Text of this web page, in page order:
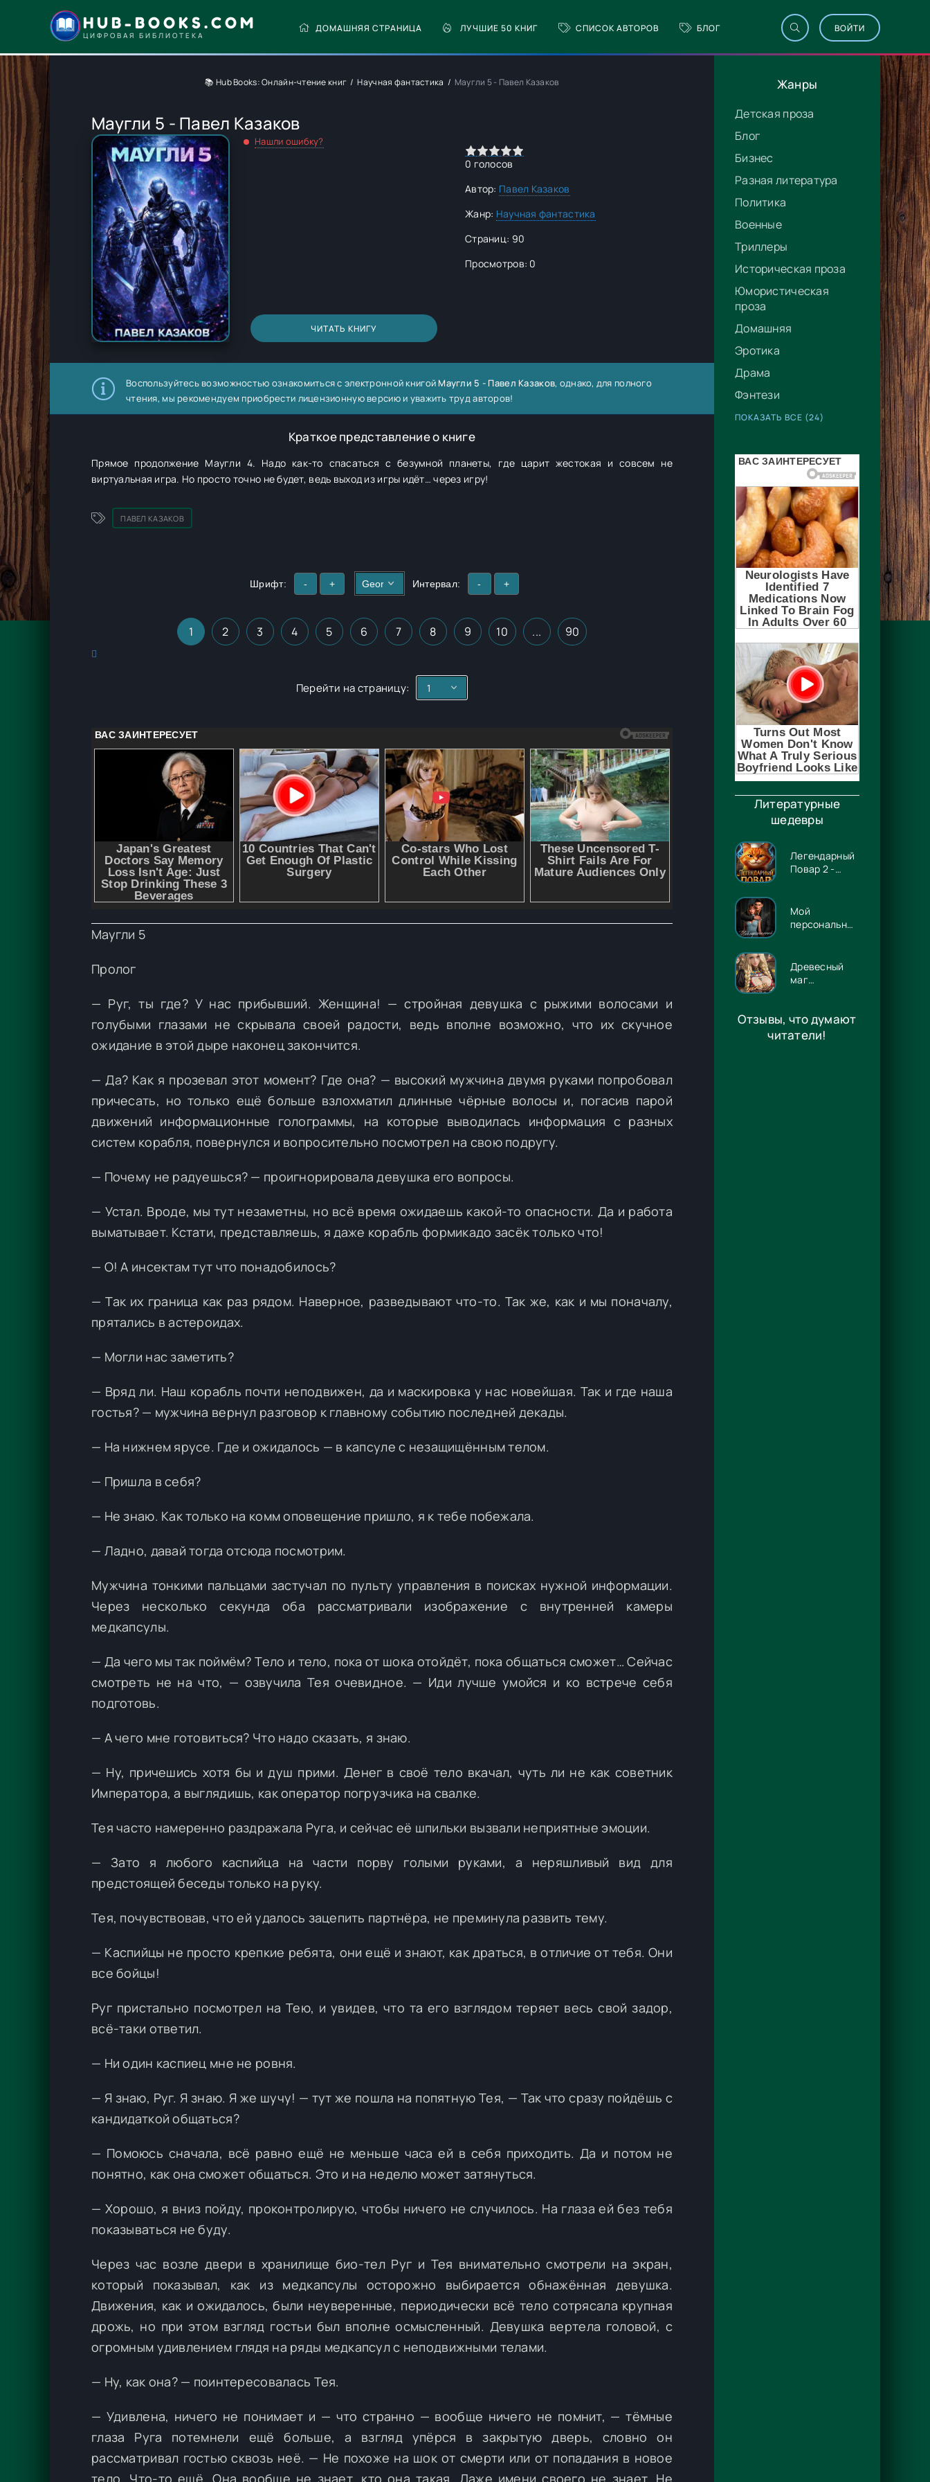
HUB-BOOKS.COM
ЦИФРОВАЯ БИБЛИОТЕКА
ДОМАШНЯЯ СТРАНИЦА ЛУЧШИЕ 50 КНИГ СПИСОК АВТОРОВ БЛОГ ВОЙТИ
Жанры
Детская проза
Блог
Бизнес
Разная литература
Политика
Военные
Триллеры
Историческая проза
Юмористическая
проза
Домашняя
Эротика
Драма
Фэнтези
ПОКАЗАТЬ ВСЕ (24)
Литературные
шедевры
Легендарный
Повар 2 -
Мой
персональный
Древесный
маг
- Игорь
Павлов
Отзывы, что думают
читатели!
📚 Hub Books: Онлайн-чтение книг Научная фантастика Маугли 5 - Павел Казаков
Маугли 5 - Павел Казаков
Нашли ошибку?
ЧИТАТЬ КНИГУ
0 голосов
Автор: Павел Казаков
Жанр: Научная фантастика
Страниц: 90
Просмотров: 0
Воспользуйтесь возможностью ознакомиться с электронной книгой Маугли 5 - Павел Казаков, однако, для полного
чтения, мы рекомендуем приобрести лицензионную версию и уважить труд авторов!
Краткое представление о книге
Прямое продолжение Маугли 4. Надо как-то спасаться с безумной планеты, где царит жестокая и совсем не
виртуальная игра. Но просто точно не будет, ведь выход из игры идёт… через игру!
ПАВЕЛ КАЗАКОВ
Шрифт: - + Интервал: - +
1 2 3 4 5 6 7 8 9 10 ... 90
Перейти на страницу:
Маугли 5
Пролог
— Руг, ты где? У нас прибывший. Женщина! — стройная девушка с рыжими волосами и
голубыми глазами не скрывала своей радости, ведь вполне возможно, что их скучное
ожидание в этой дыре наконец закончится.
— Да? Как я прозевал этот момент? Где она? — высокий мужчина двумя руками попробовал
причесать, но только ещё больше взлохматил длинные чёрные волосы и, погасив парой
движений информационные голограммы, на которые выводилась информация с разных
систем корабля, повернулся и вопросительно посмотрел на свою подругу.
— Почему не радуешься? — проигнорировала девушка его вопросы.
— Устал. Вроде, мы тут незаметны, но всё время ожидаешь какой-то опасности. Да и работа
выматывает. Кстати, представляешь, я даже корабль формикадо засёк только что!
— О! А инсектам тут что понадобилось?
— Так их граница как раз рядом. Наверное, разведывают что-то. Так же, как и мы поначалу,
прятались в астероидах.
— Могли нас заметить?
— Вряд ли. Наш корабль почти неподвижен, да и маскировка у нас новейшая. Так и где наша
гостья? — мужчина вернул разговор к главному событию последней декады.
— На нижнем ярусе. Где и ожидалось — в капсуле с незащищённым телом.
— Пришла в себя?
— Не знаю. Как только на комм оповещение пришло, я к тебе побежала.
— Ладно, давай тогда отсюда посмотрим.
Мужчина тонкими пальцами застучал по пульту управления в поисках нужной информации.
Через несколько секунда оба рассматривали изображение с внутренней камеры
медкапсулы.
— Да чего мы так поймём? Тело и тело, пока от шока отойдёт, пока общаться сможет… Сейчас
смотреть не на что, — озвучила Тея очевидное. — Иди лучше умойся и ко встрече себя
подготовь.
— А чего мне готовиться? Что надо сказать, я знаю.
— Ну, причешись хотя бы и душ прими. Денег в своё тело вкачал, чуть ли не как советник
Императора, а выглядишь, как оператор погрузчика на свалке.
Тея часто намеренно раздражала Руга, и сейчас её шпильки вызвали неприятные эмоции.
— Зато я любого каспийца на части порву голыми руками, а неряшливый вид для
предстоящей беседы только на руку.
Тея, почувствовав, что ей удалось зацепить партнёра, не преминула развить тему.
— Каспийцы не просто крепкие ребята, они ещё и знают, как драться, в отличие от тебя. Они
все бойцы!
Руг пристально посмотрел на Тею, и увидев, что та его взглядом теряет весь свой задор,
всё-таки ответил.
— Ни один каспиец мне не ровня.
— Я знаю, Руг. Я знаю. Я же шучу! — тут же пошла на попятную Тея, — Так что сразу пойдёшь с
кандидаткой общаться?
— Помоюсь сначала, всё равно ещё не меньше часа ей в себя приходить. Да и потом не
понятно, как она сможет общаться. Это и на неделю может затянуться.
— Хорошо, я вниз пойду, проконтролирую, чтобы ничего не случилось. На глаза ей без тебя
показываться не буду.
Через час возле двери в хранилище био-тел Руг и Тея внимательно смотрели на экран,
который показывал, как из медкапсулы осторожно выбирается обнажённая девушка.
Движения, как и ожидалось, были неуверенные, периодически всё тело сотрясала крупная
дрожь, но при этом взгляд гостьи был вполне осмысленный. Девушка вертела головой, с
огромным удивлением глядя на ряды медкапсул с неподвижными телами.
— Ну, как она? — поинтересовалась Тея.
— Удивлена, ничего не понимает и — что странно — вообще ничего не помнит, — тёмные
глаза Руга потемнели ещё больше, а взгляд упёрся в закрытую дверь, словно он
рассматривал гостью сквозь неё. — Не похоже на шок от смерти или от попадания в новое
тело. Что-то ещё. Она вообще не знает, кто она такая. Даже имени своего не знает. Не